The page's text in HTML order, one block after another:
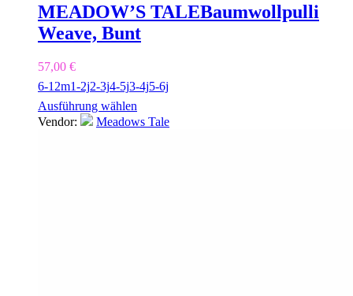
MEADOW’S TALEBaumwollpulli
Weave, Bunt
57,00 €
6-12m1-2j2-3j4-5j3-4j5-6j
Ausführung wählen
Vendor:
Meadows Tale